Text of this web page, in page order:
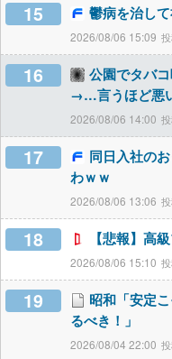
15 鬱病を治し
2026/08/06 15:09
16
公園でタバ
→…言うほど悪
2026/08/06 14:00
17
同日入社の
わｗｗ
2026/08/06 13:06
18 【悲報】高
2026/08/06 15:10
19
昭和「安定
るべき！」
2026/08/04 22:00